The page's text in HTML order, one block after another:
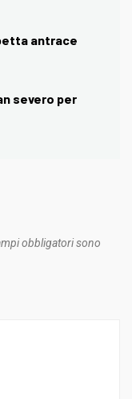
antrace
severo per
obbligatori sono